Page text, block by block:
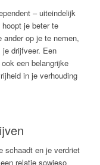
– uiteindelijk
je beter te
ander op je te nemen,
drijfveer. Een
een belangrijke
in je verhouding
schaadt en je verdriet
relatie sowieso